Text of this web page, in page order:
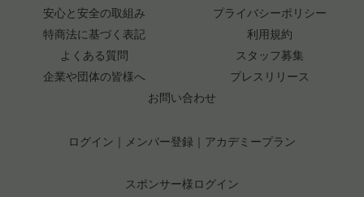
安心と安全の取組み
プライバシーポリシー
特商法に基づく表記
利用規約
よくある質問
スタッフ募集
企業や団体の皆様へ
プレスリリース
お問い合わせ
ログイン ｜ メンバー登録 ｜ アカデミープラン
スポンサー様ログイン